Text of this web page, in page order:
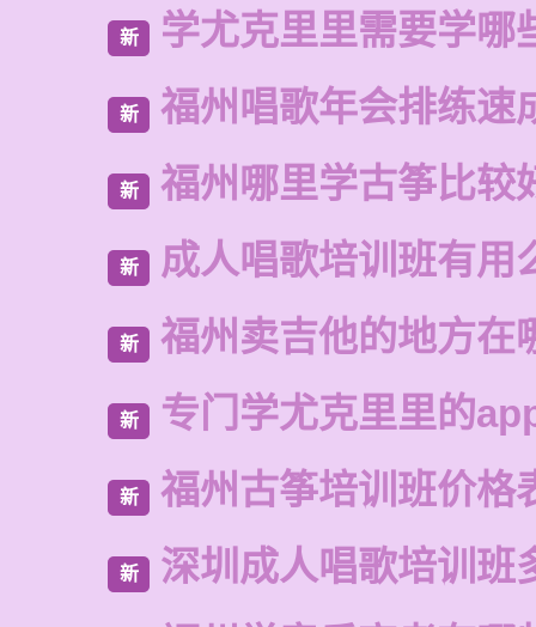
新 学尤克里里需要学哪
新 福州唱歌年会排练速
新 福州哪里学古筝比较
新 成人唱歌培训班有用
新 福州卖吉他的地方在
新 专门学尤克里里的
新 福州古筝培训班价格
新 深圳成人唱歌培训班